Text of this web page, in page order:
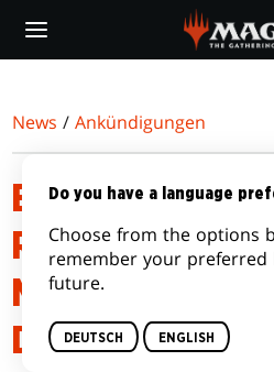
main
News /Ankündigungen
ERKLÄRUNG ZU
RINGE:
MITTELERDE™
DEN FELDERN
Do you have a language
Choose from the options
remember your preferred
future.
DEUTSCH ENGLISH